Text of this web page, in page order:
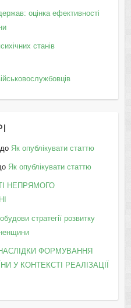
оцінка ефективності
станів
Як опублікувати статтю
Як опублікувати статтю
НЕПРЯМОГО
стратегії розвитку
ФОРМУВАННЯ
У КОНТЕКСТІ РЕАЛІЗАЦІЇ